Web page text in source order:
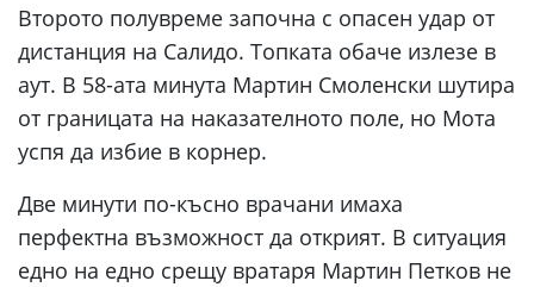
Второто полувреме започна с опасен удар от
дистанция на Салидо. Топката обаче излезе в
аут. В 58-ата минута Мартин Смоленски шутира
от границата на наказателното поле, но Мота
успя да избие в корнер.
Две минути по-късно врачани имаха
перфектна възможност да открият. В ситуация
едно на едно срещу вратаря Мартин Петков не